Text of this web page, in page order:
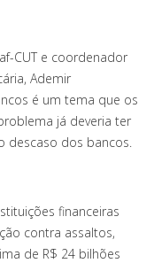
CUT e coordenador
Ademir
é um tema que os
já deveria ter
descaso dos bancos.
financeiras
contra assaltos,
de R$ 24 bilhões